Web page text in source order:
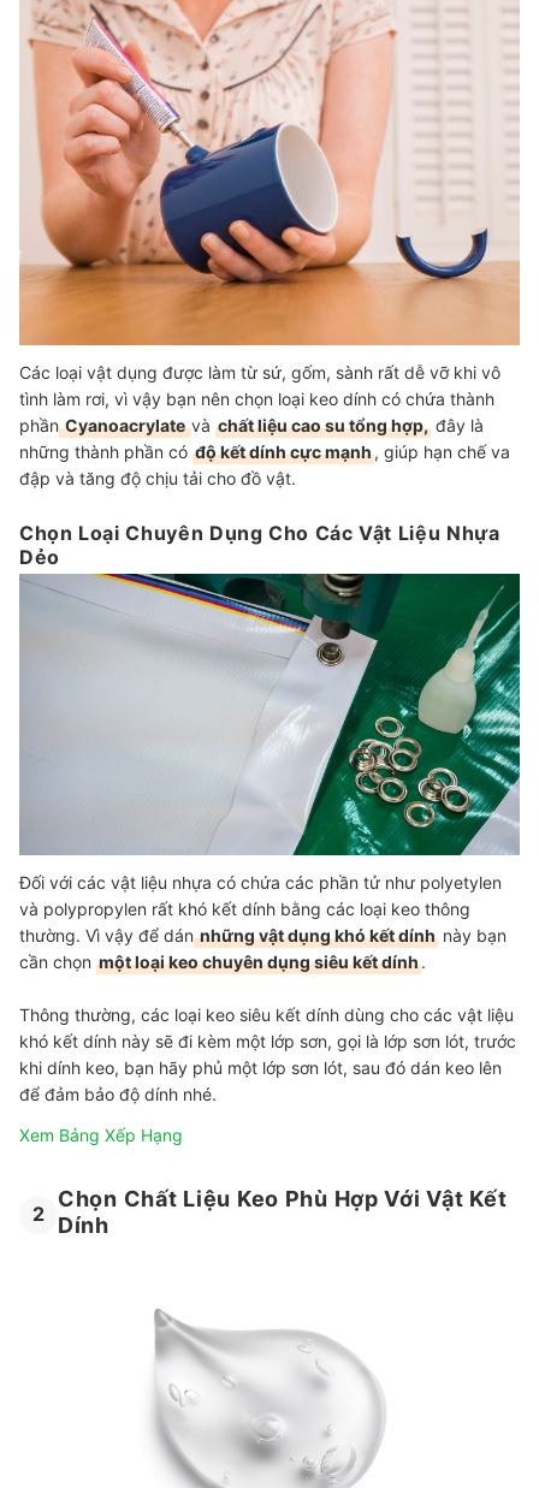
Các loại vật dụng được làm từ sứ, gốm, sành rất dễ vỡ khi vô
tình làm rơi, vì vậy bạn nên chọn loại keo dính có chứa thành
phầnCyanoacrylatevà chất liệu cao su tổng hợp, đây là
những thành phần có độ kết dính cực mạnh, giúp hạn chế va
đập và tăng độ chịu tải cho đồ vật.
Chọn Loại Chuyên Dụng Cho Các Vật Liệu Nhựa
Dẻo
Đối với các vật liệu nhựa có chứa các phần tử như polyetylen
và polypropylen rất khó kết dính bằng các loại keo thông
thường. Vì vậy để dánnhững vật dụng khó kết dính này bạn
cần chọn một loại keo chuyên dụng siêu kết dính.
Thông thường, các loại keo siêu kết dính dùng cho các vật liệu
khó kết dính này sẽ đi kèm một lớp sơn, gọi là lớp sơn lót, trước
khi dính keo, bạn hãy phủ một lớp sơn lót, sau đó dán keo lên
để đảm bảo độ dính nhé.
Xem Bảng Xếp Hạng
2
Chọn Chất Liệu Keo Phù Hợp Với Vật Kết
Dính